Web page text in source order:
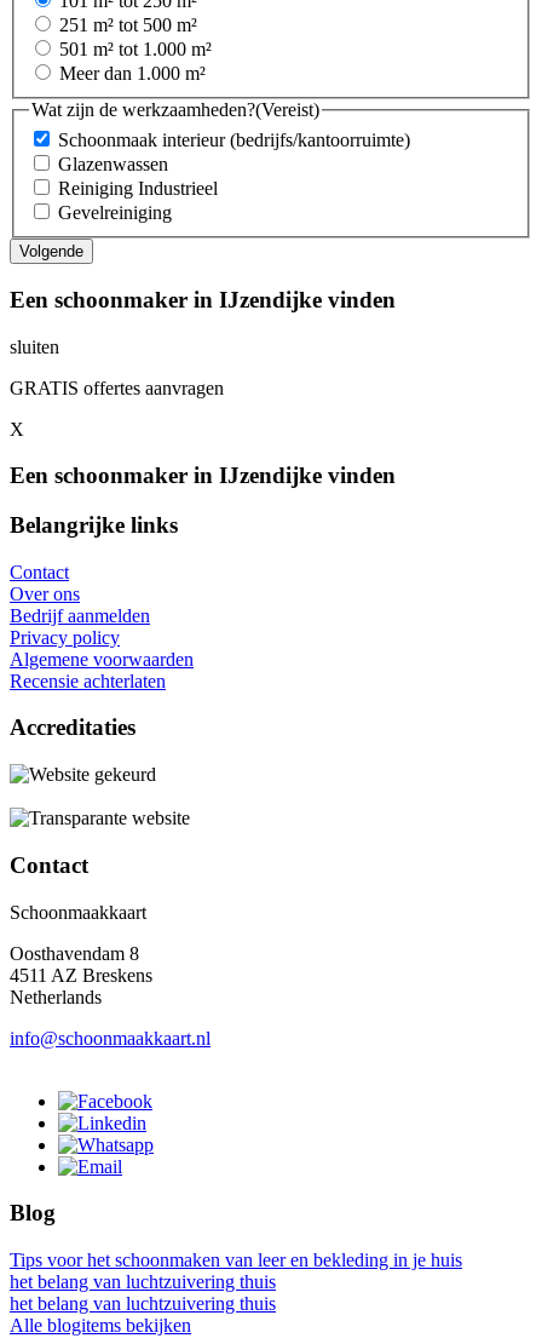
251 m² tot 500 m²
501 m² tot 1.000 m²
Meer dan 1.000 m²
Wat zijn de werkzaamheden?(Vereist)
Schoonmaak interieur (bedrijfs/kantoorruimte)
Glazenwassen
Reiniging Industrieel
Gevelreiniging
Een schoonmaker in IJzendijke vinden
sluiten
GRATIS offertes aanvragen
X
Een schoonmaker in IJzendijke vinden
Belangrijke links
Contact
Over ons
Bedrijf aanmelden
Privacy policy
Algemene voorwaarden
Recensie achterlaten
Accreditaties
Contact
Schoonmaakkaart
Oosthavendam 8
4511 AZ Breskens
Netherlands
info@schoonmaakkaart.nl
Blog
Tips voor het schoonmaken van leer en bekleding in je huis
het belang van luchtzuivering thuis
het belang van luchtzuivering thuis
Alle blogitems bekijken